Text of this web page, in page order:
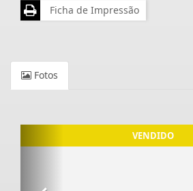
Ficha de Impressão
Fotos